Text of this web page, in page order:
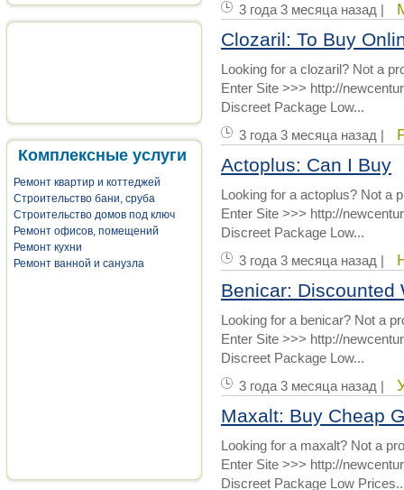
Комплексные услуги
Ремонт квартир и коттеджей
Строительство бани, сруба
Строительство домов под ключ
Ремонт офисов, помещений
Ремонт кухни
Ремонт ванной и санузла
3 года 3 месяца назад |
Clozaril: To Buy
Looking for a clozaril? Not a
Enter Site >>> http://
Discreet Package Low...
3 года 3 месяца назад |
Actoplus: Can I Buy
Looking for a actoplus? Not a
Enter Site >>> http://
Discreet Package Low...
3 года 3 месяца назад |
Benicar: Discounted
Looking for a benicar? Not a
Enter Site >>> http://
Discreet Package Low...
3 года 3 месяца назад |
Maxalt: Buy Cheap
Looking for a maxalt? Not a
Enter Site >>> http://
Discreet Package Low